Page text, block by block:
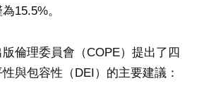
15.5%。
倫理委員會（COPE）提出了四
與包容性（DEI）的主要建議：